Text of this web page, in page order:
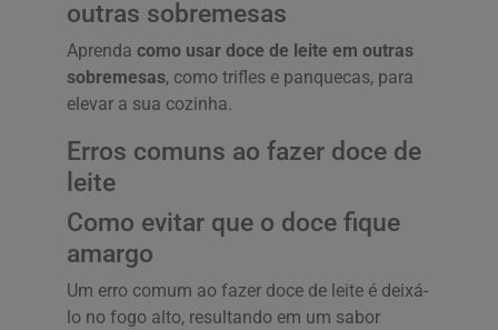
outras sobremesas
Aprenda como usar doce de leite em outras
sobremesas, como trifles e panquecas, para
elevar a sua cozinha.
Erros comuns ao fazer doce de
leite
Como evitar que o doce fique
amargo
Um erro comum ao fazer doce de leite é deixá-
lo no fogo alto, resultando em um sabor